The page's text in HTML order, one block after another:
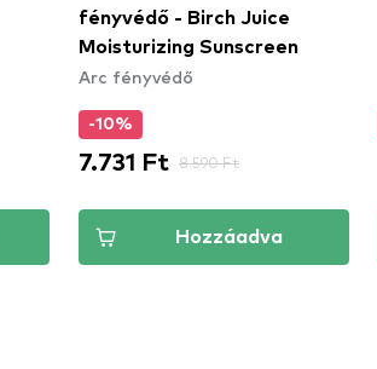
fényvédő - Birch Juice
Moisturizing Sunscreen
Arc fényvédő
-10%
7.731 Ft 8.590 Ft
Hozzáadva